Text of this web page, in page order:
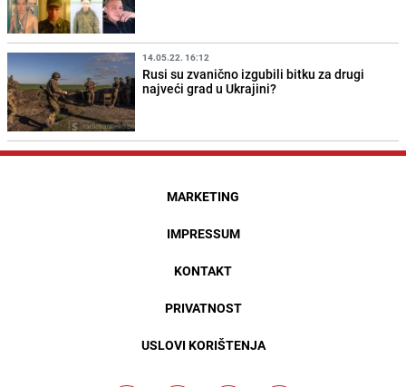
14.05.22. 16:12
Rusi su zvanično izgubili bitku za drugi
najveći grad u Ukrajini?
MARKETING
IMPRESSUM
KONTAKT
PRIVATNOST
USLOVI KORIŠTENJA